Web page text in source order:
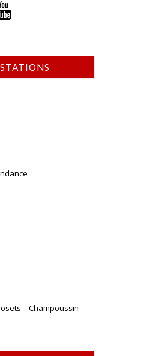
– Champoussin